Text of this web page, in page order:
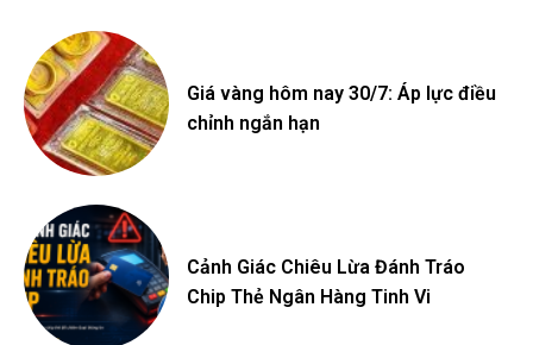
Giá vàng hôm nay 30/7: Áp lực điều
chỉnh ngắn hạn
Cảnh Giác Chiêu Lừa Đánh Tráo
Chip Thẻ Ngân Hàng Tinh Vi